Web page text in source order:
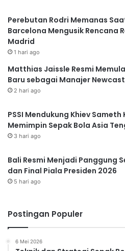
Perebutan Rodri Memanas
Barcelona Mengusik Rencana
Madrid
1 hari ago
Matthias Jaissle Resmi
Baru sebagai Manajer
2 hari ago
PSSI Mendukung Khiev Sameth
Memimpin Sepak Bola Asia
3 hari ago
Bali Resmi Menjadi Panggung
dan Final Piala Presiden 2026
5 hari ago
Postingan Populer
6 Mei 2026